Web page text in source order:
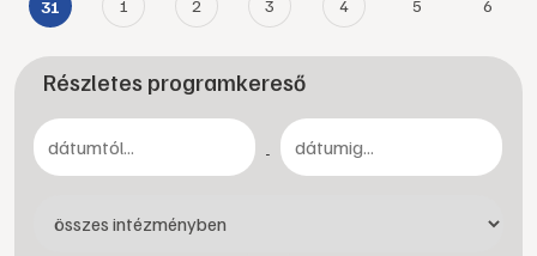
31 1 2 3 4 5 6
Részletes programkereső
-